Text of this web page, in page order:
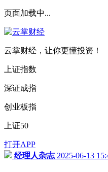
页面加载中...
云掌财经，让你更懂投资！
上证指数
深证成指
创业板指
上证50
打开APP
经理人杂志 2025-06-13